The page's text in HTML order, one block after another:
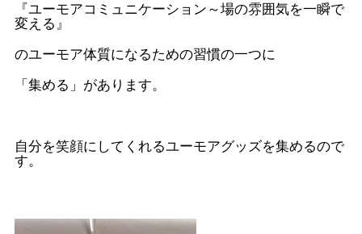
『ユーモアコミュニケーション～場の雰囲気を一瞬で
変える』
のユーモア体質になるための習慣の一つに
「集める」があります。
自分を笑顔にしてくれるユーモアグッズを集めるので
す。